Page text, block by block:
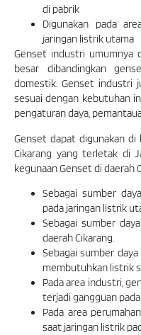
di pabrik
Digunakan pada
jaringan listrik utama
Genset industri umumnya
besar dibandingkan
domestik. Genset industri
sesuai dengan kebutuhan
pengaturan daya,
Genset dapat digunakan di
Cikarang yang terletak di
kegunaan Genset di daerah
Sebagai sumber
pada jaringan listrik
Sebagai sumber
daerah Cikarang.
Sebagai sumber
membutuhkan listrik
Pada area industri,
terjadi gangguan
Pada area
saat jaringan listrik